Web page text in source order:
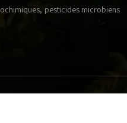
pesticides microbiens